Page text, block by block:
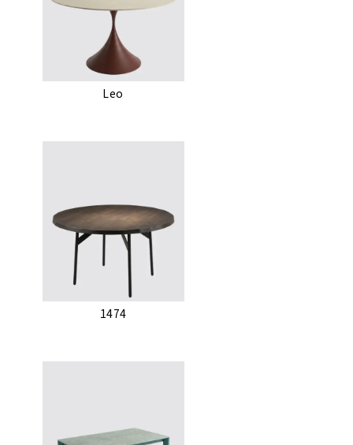
Leo
1474